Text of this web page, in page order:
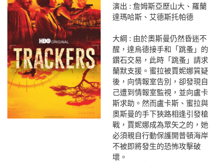
演出 : 詹姆斯亞歷山大、羅蘭
達瑪哈斯、艾德斯托帕德
大綱 : 由於奧斯曼仍然昏迷不
醒，達烏德接手和「跳蚤」的
鑽石交易，此時「跳蚤」請求
蘭默支援。蜜拉被賈妮娜質疑
後，向情報室告別，卻發現自
己遭到情報室監視，並向盧卡
斯求助。然而盧卡斯、蜜拉與
奧斯曼的手下狹路相逢引發槍
戰，賈妮娜成為眾矢之的，她
必須親自行動保護開普頓海岸
不被即將發生的恐怖攻擊破
壞。